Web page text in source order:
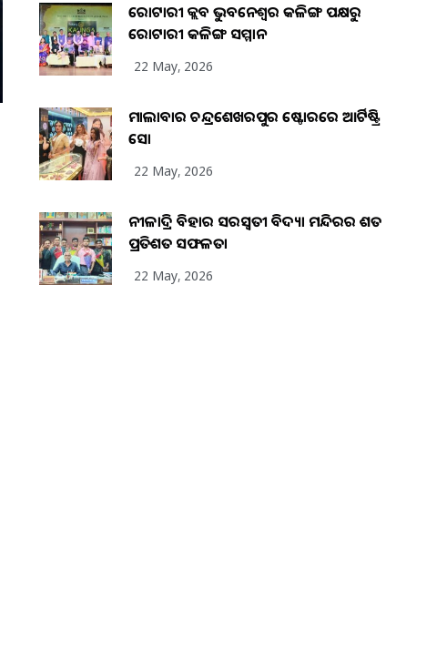
ରୋଟାରୀ କ୍ଲବ ଭୁବନେଶ୍ୱର କଳିଙ୍ଗ ପକ୍ଷରୁ
ରୋଟାରୀ କଳିଙ୍ଗ ସମ୍ମାନ
22 May, 2026
ମାଲାବାର ଚନ୍ଦ୍ରଶେଖରପୁର ଷ୍ଟୋରରେ ଆର୍ଟିଷ୍ଟ୍ରି
ସୋ
22 May, 2026
ନୀଳାଦ୍ରି ବିହାର ସରସ୍ୱତୀ ବିଦ୍ୟା ମନ୍ଦିରର ଶତ
ପ୍ରତିଶତ ସଫଳତା
22 May, 2026